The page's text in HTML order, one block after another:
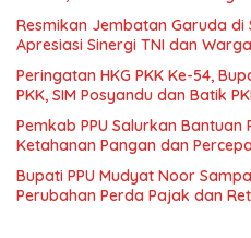
Resmikan Jembatan Garuda di
Apresiasi Sinergi TNI dan Warga
Peringatan HKG PKK Ke-54,
PKK, SIM Posyandu dan Batik
Pemkab PPU Salurkan Bantuan
Ketahanan Pangan dan
Bupati PPU Mudyat Noor
Perubahan Perda Pajak dan